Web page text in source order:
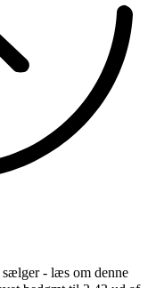
sælger - læs om denne